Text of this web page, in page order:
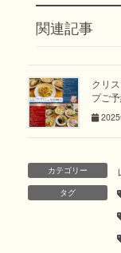
関連記事
クリ
プご
2025
カテゴリー
タグ